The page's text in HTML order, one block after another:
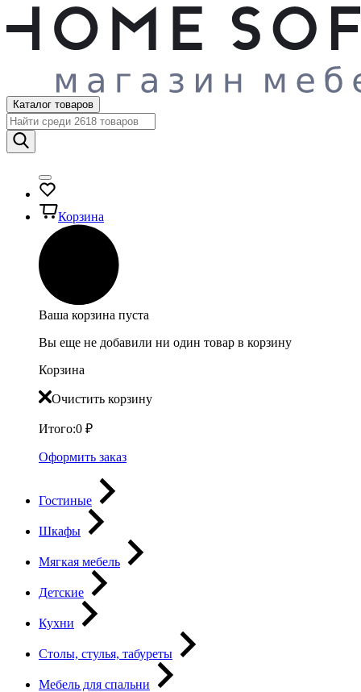
Каталог товаров
Корзина
Ваша корзина пуста
Вы еще не добавили ни один товар в корзину
Корзина
Очистить корзину
Итого:0 ₽
Оформить заказ
Гостиные
Шкафы
Мягкая мебель
Детские
Кухни
Столы, стулья, табуреты
Мебель для спальни